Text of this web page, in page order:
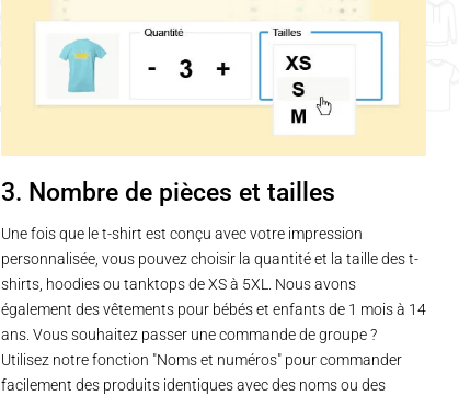
3. Nombre de pièces et tailles
Une fois que le t-shirt est conçu avec votre impression
personnalisée, vous pouvez choisir la quantité et la taille des t-
shirts, hoodies ou tanktops de XS à 5XL. Nous avons
également des vêtements pour bébés et enfants de 1 mois à 14
ans. Vous souhaitez passer une commande de groupe ?
Utilisez notre fonction "Noms et numéros" pour commander
facilement des produits identiques avec des noms ou des